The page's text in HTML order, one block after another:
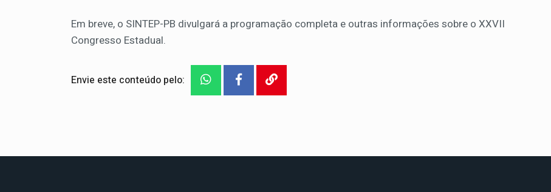
Em breve, o SINTEP-PB divulgará a programação completa e outras informações sobre o XXVII
Congresso Estadual.
Envie este conteúdo pelo: